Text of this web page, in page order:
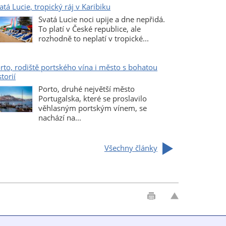
Lucie, tropický ráj v Karibiku
Svatá Lucie noci upije a dne nepřidá.
To platí v České republice, ale
rozhodně to neplatí v tropické...
rodiště portského vína i město s bohatou
Porto, druhé největší město
Portugalska, které se proslavilo
věhlasným portským vínem, se
nachází na...
Všechny články